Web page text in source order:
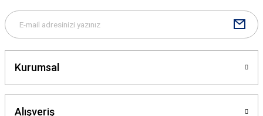
Kurumsal
Alışveriş